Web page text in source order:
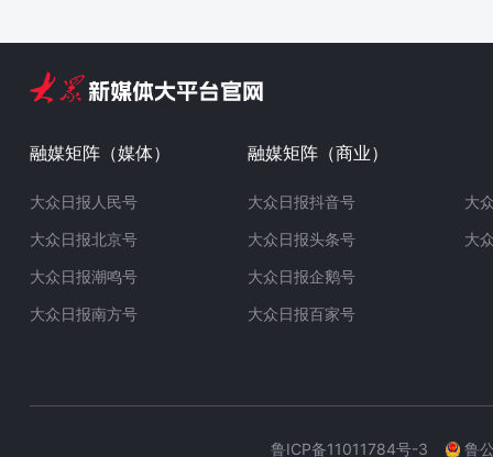
融媒矩阵（媒体）
大众日报人民号
大众日报北京号
大众日报潮鸣号
大众日报南方号
融媒矩阵（商业）
大众日报抖音号
大众日报头条号
大众日报企鹅号
大众日报百家号
大
大
鲁ICP备11011784号-3 鲁